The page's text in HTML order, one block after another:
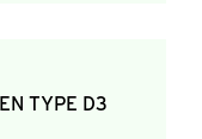
TYPE D3